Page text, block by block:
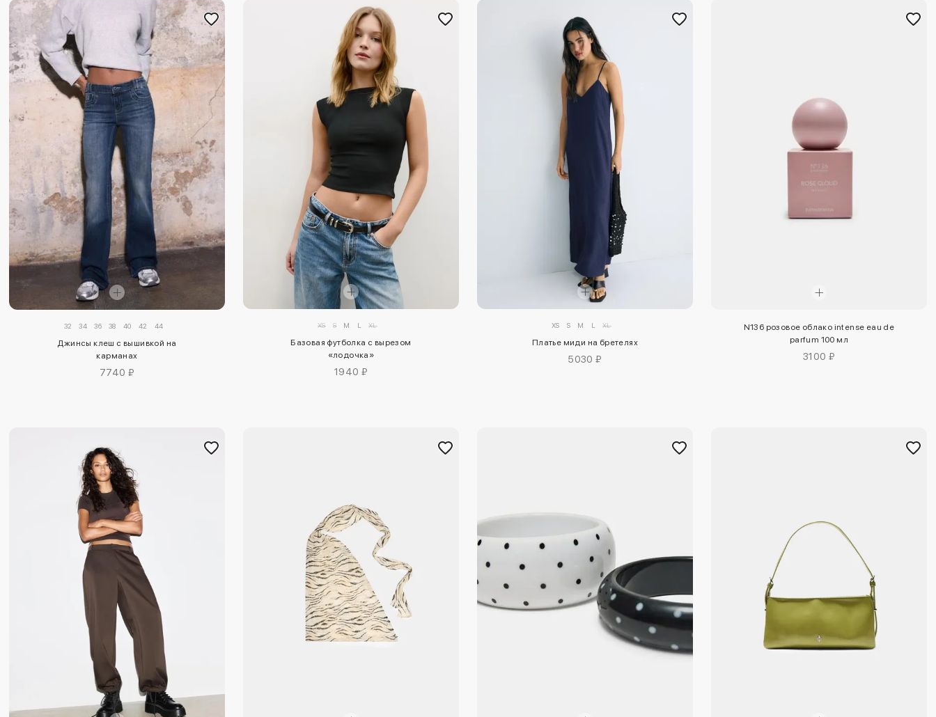
32 34 36 38 40 42 44
Джинсы клеш с вышивкой на
карманах
7740 ₽
XS S M L XL
Базовая футболка с вырезом
«лодочка»
1940 ₽
XS S M L XL
Платье миди на бретелях
5030 ₽
N136 розовое облако intense eau de
parfum 100 мл
3100 ₽